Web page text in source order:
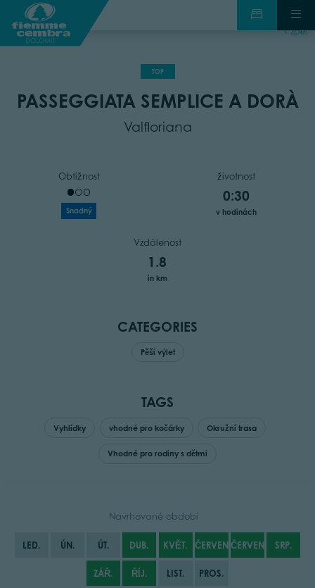
zpět
TOP
PASSEGGIATA SEMPLICE A DORÀ
Valfloriana
Obtížnost
Snadný
životnost
0:30
v hodinách
Vzdálenost
1.8
in km
CATEGORIES
Pěší výlet
TAGS
Vyhlídky vhodné pro kočárky Okružní trasa
Vhodné pro rodiny s dětmi
Navrhované období
LED. ÚN. ÚT. DUB. KVĚT. ČERVEN ČERVENECSRP.
ZÁŘ. ŘÍJ. LIST. PROS.